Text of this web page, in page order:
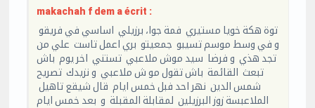
makachah f dem a écrit :
توة هكة خويا مستيري فمة جوا، برزيلي اساسي في فريقو
و في وسط موسم تسيبو جمعيتو بري اعمل تاست علي من
تجد هذي و فرضا سيد موش ملاعبي تستني اخر يوم باش
تبعث القائمة باش تقول مو ش ملاعبي و نزيدك تصريح
شمس الدين نهر احد فبل خمس ايام قال شيقع تاهيل
الملاعبسة زوز البرزيلين لمقابلة المقبلة و بعد خمس ايام